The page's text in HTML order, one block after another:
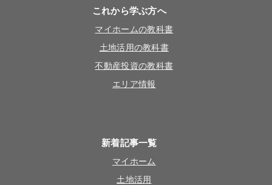
これから学ぶ方へ
マイホームの教科書
土地活用の教科書
不動産投資の教科書
エリア情報
新着記事一覧
マイホーム
土地活用